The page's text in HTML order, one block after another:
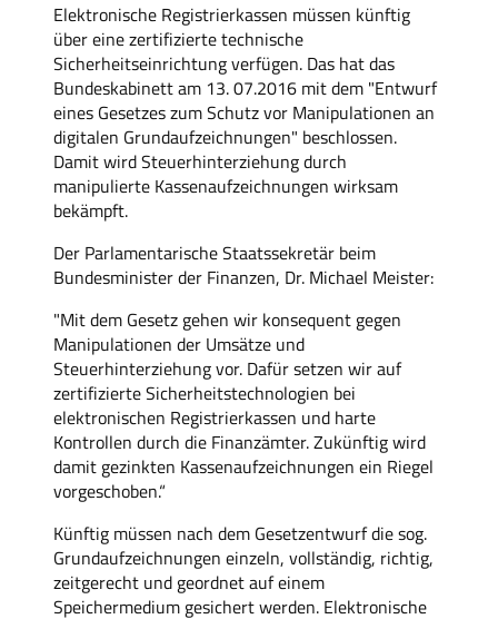
Elektronische Registrierkassen müssen künftig
über eine zertifizierte technische
Sicherheitseinrichtung verfügen. Das hat das
Bundeskabinett am 13. 07.2016 mit dem "Entwurf
eines Gesetzes zum Schutz vor Manipulationen an
digitalen Grundaufzeichnungen" beschlossen.
Damit wird Steuerhinterziehung durch
manipulierte Kassenaufzeichnungen wirksam
bekämpft.
Der Parlamentarische Staatssekretär beim
Bundesminister der Finanzen, Dr. Michael Meister:
"Mit dem Gesetz gehen wir konsequent gegen
Manipulationen der Umsätze und
Steuerhinterziehung vor. Dafür setzen wir auf
zertifizierte Sicherheitstechnologien bei
elektronischen Registrierkassen und harte
Kontrollen durch die Finanzämter. Zukünftig wird
damit gezinkten Kassenaufzeichnungen ein Riegel
vorgeschoben.“
Künftig müssen nach dem Gesetzentwurf die sog.
Grundaufzeichnungen einzeln, vollständig, richtig,
zeitgerecht und geordnet auf einem
Speichermedium gesichert werden. Elektronische